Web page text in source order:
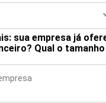
sua empresa já
Qual o